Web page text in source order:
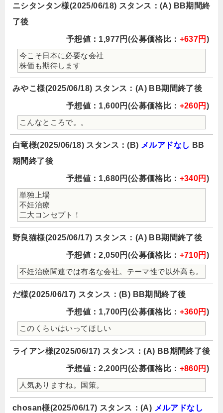
ニシタンタン様(2025/06/18) スタンス：(A) BB期間終
了後
予想値：1,977円(公募価格比： +637円 )
今こそ日本に必要な会社
株価も期待します
みやこ様(2025/06/18) スタンス：(A) BB期間終了後
予想値：1,600円(公募価格比： +260円 )
こんなところで。。
白竜様(2025/06/18) スタンス：(B) メルアドなし BB
期間終了後
予想値：1,680円(公募価格比： +340円 )
単独上場
不妊治療
二大コンセプト！
野良猫様(2025/06/17) スタンス：(A) BB期間終了後
予想値：2,050円(公募価格比： +710円 )
不妊治療関連では有名な会社。テーマ性で以外高も。
だ様(2025/06/17) スタンス：(B) BB期間終了後
予想値：1,700円(公募価格比： +360円 )
このくらいはいってほしい
ライアン様(2025/06/17) スタンス：(A) BB期間終了後
予想値：2,200円(公募価格比： +860円 )
人気ありますね。国策。
chosan様(2025/06/17) スタンス：(A) メルアドなし